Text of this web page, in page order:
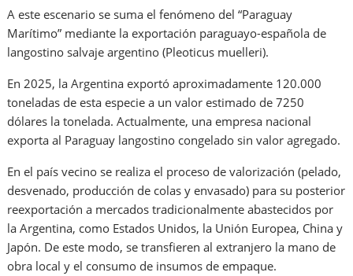
A este escenario se suma el fenómeno del “Paraguay
Marítimo” mediante la exportación paraguayo-española de
langostino salvaje argentino (Pleoticus muelleri).
En 2025, la Argentina exportó aproximadamente 120.000
toneladas de esta especie a un valor estimado de 7250
dólares la tonelada. Actualmente, una empresa nacional
exporta al Paraguay langostino congelado sin valor agregado.
En el país vecino se realiza el proceso de valorización (pelado,
desvenado, producción de colas y envasado) para su posterior
reexportación a mercados tradicionalmente abastecidos por
la Argentina, como Estados Unidos, la Unión Europea, China y
Japón. De este modo, se transfieren al extranjero la mano de
obra local y el consumo de insumos de empaque.